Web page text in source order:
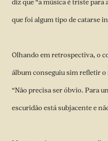
diz que “a música é triste para
que foi algum tipo de catarse
Olhando em retrospectiva, o
álbum conseguiu sim refletir
“Não precisa ser óbvio. Para
escuridão está subjacente e